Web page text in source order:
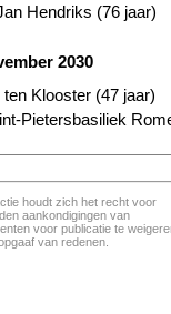
Hendriks (76 jaar)
2030
Klooster (47 jaar)
Pietersbasiliek
houdt zich het recht voor
aankondigingen van
voor publicatie te
van redenen.